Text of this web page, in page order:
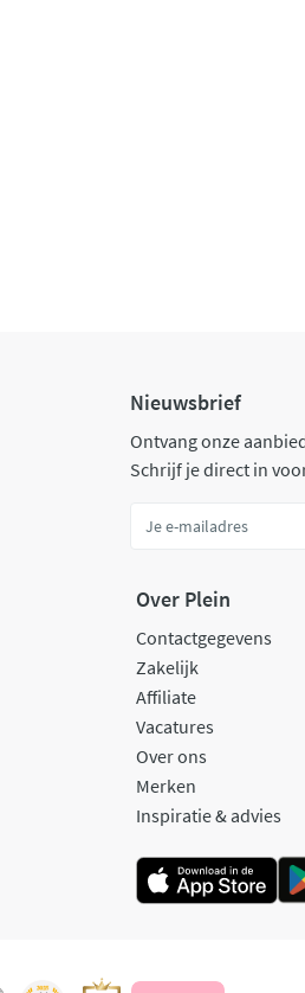
Nieuwsbrief
Ontvang onze
Schrijf je direct in
Over Plein
Contactgegevens
Zakelijk
Affiliate
Vacatures
Over ons
Merken
Inspiratie & advies